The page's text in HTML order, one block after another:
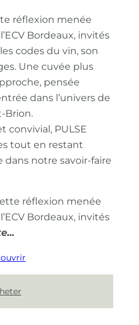
réflexion menée
Bordeaux, invités
codes du vin, son
Une cuvée plus
pensée
dans l’univers de
Brion.
convivial, PULSE
tout en restant
notre savoir-faire
réflexion menée
Bordeaux, invités